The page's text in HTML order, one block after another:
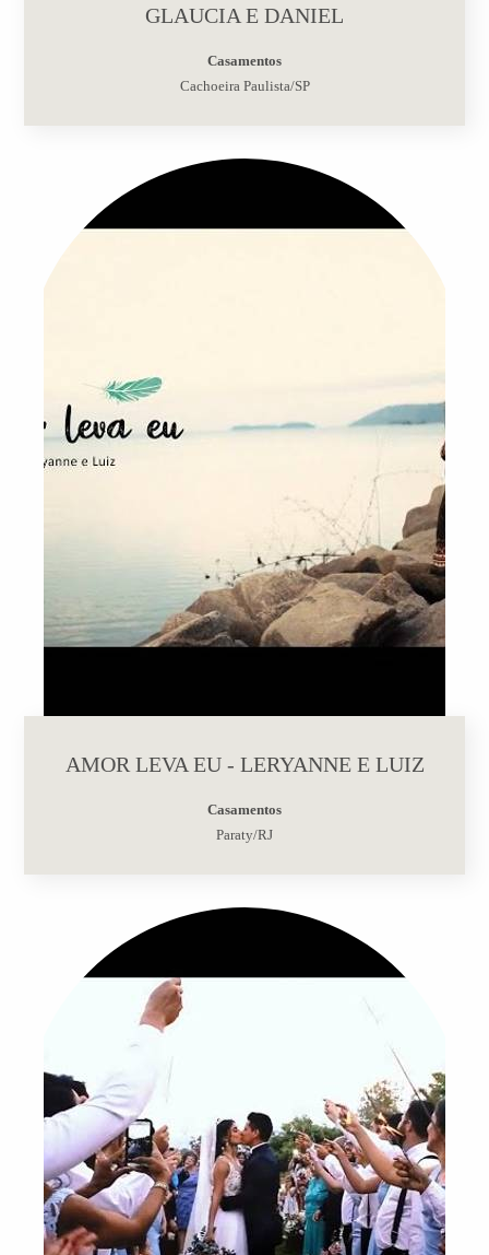
GLAUCIA E DANIEL
Casamentos
Cachoeira Paulista/SP
AMOR LEVA EU - LERYANNE E LUIZ
Casamentos
Paraty/RJ